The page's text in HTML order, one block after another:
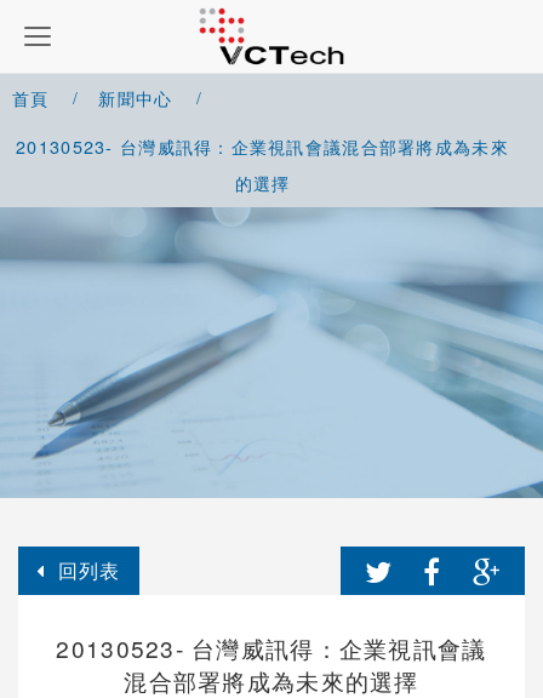
首頁
新聞中心
20130523- 台灣威訊得：企業視訊會議混合部署將成為未來
的選擇
回列表
20130523- 台灣威訊得：企業視訊會議
混合部署將成為未來的選擇